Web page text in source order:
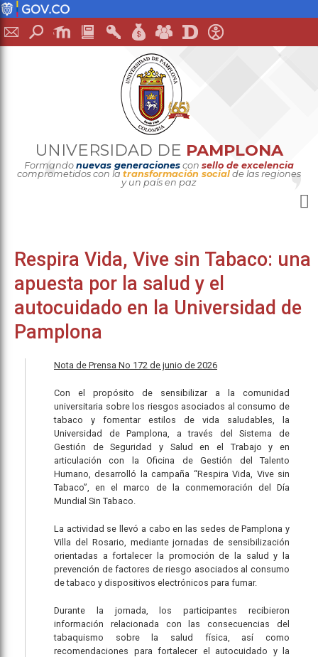
UNIVERSIDAD DE PAMPLONA
Formando nuevas generaciones con sello de excelencia
comprometidos con la transformación social de las regiones
y un país en paz
Respira Vida, Vive sin Tabaco: una
apuesta por la salud y el
autocuidado en la Universidad de
Pamplona
Nota de Prensa No 172 de junio de 2026
Con el propósito de sensibilizar a la comunidad
universitaria sobre los riesgos asociados al consumo de
tabaco y fomentar estilos de vida saludables, la
Universidad de Pamplona, a través del Sistema de
Gestión de Seguridad y Salud en el Trabajo y en
articulación con la Oficina de Gestión del Talento
Humano, desarrolló la campaña “Respira Vida, Vive sin
Tabaco”, en el marco de la conmemoración del Día
Mundial Sin Tabaco.
La actividad se llevó a cabo en las sedes de Pamplona y
Villa del Rosario, mediante jornadas de sensibilización
orientadas a fortalecer la promoción de la salud y la
prevención de factores de riesgo asociados al consumo
de tabaco y dispositivos electrónicos para fumar.
Durante la jornada, los participantes recibieron
información relacionada con las consecuencias del
tabaquismo sobre la salud física, así como
recomendaciones para fortalecer el autocuidado y la